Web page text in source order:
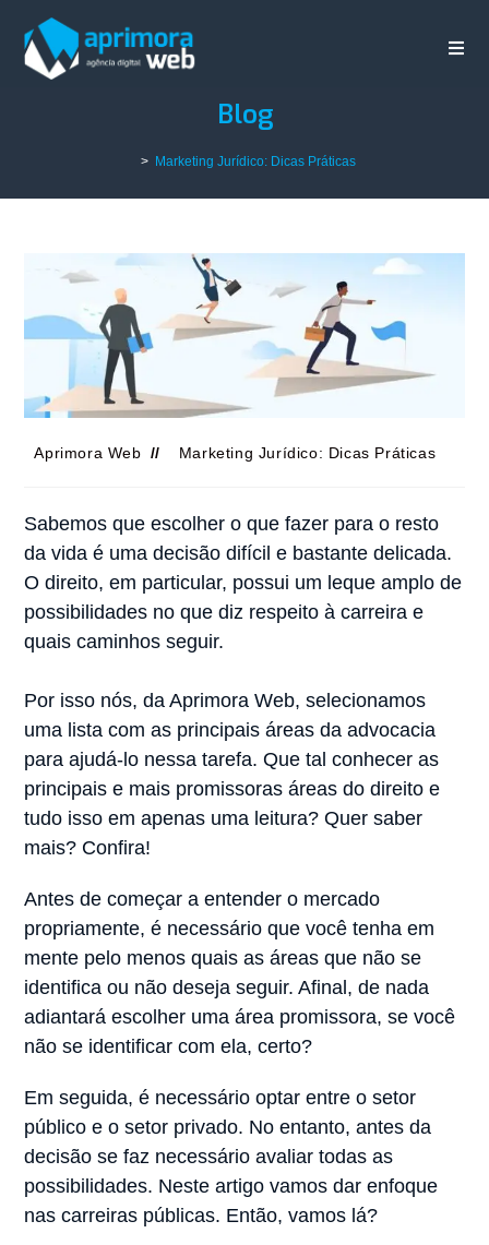
Blog
> Marketing Jurídico: Dicas Práticas
Aprimora Web Marketing Jurídico: Dicas Práticas
Sabemos que escolher o que fazer para o resto
da vida é uma decisão difícil e bastante delicada.
O direito, em particular, possui um leque amplo de
possibilidades no que diz respeito à carreira e
quais caminhos seguir.
Por isso nós, da Aprimora Web, selecionamos
uma lista com as principais áreas da advocacia
para ajudá-lo nessa tarefa. Que tal conhecer as
principais e mais promissoras áreas do direito e
tudo isso em apenas uma leitura? Quer saber
mais? Confira!
Antes de começar a entender o mercado
propriamente, é necessário que você tenha em
mente pelo menos quais as áreas que não se
identifica ou não deseja seguir. Afinal, de nada
adiantará escolher uma área promissora, se você
não se identificar com ela, certo?
Em seguida, é necessário optar entre o setor
público e o setor privado. No entanto, antes da
decisão se faz necessário avaliar todas as
possibilidades. Neste artigo vamos dar enfoque
nas carreiras públicas. Então, vamos lá?